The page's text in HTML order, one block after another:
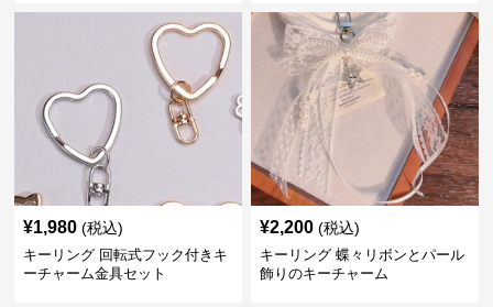
¥1,980 (税込)
キーリング 回転式フック付きキ
ーチャーム金具セット
¥2,200 (税込)
キーリング 蝶々リボンとパール
飾りのキーチャーム